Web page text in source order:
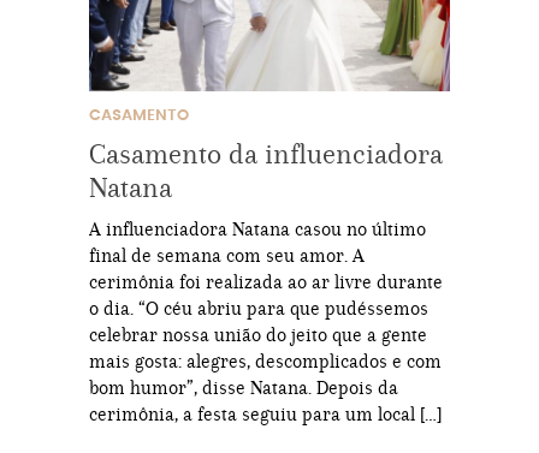
CASAMENTO
Casamento da influenciadora
Natana
A influenciadora Natana casou no último
final de semana com seu amor. A
cerimônia foi realizada ao ar livre durante
o dia. “O céu abriu para que pudéssemos
celebrar nossa união do jeito que a gente
mais gosta: alegres, descomplicados e com
bom humor”, disse Natana. Depois da
cerimônia, a festa seguiu para um local […]